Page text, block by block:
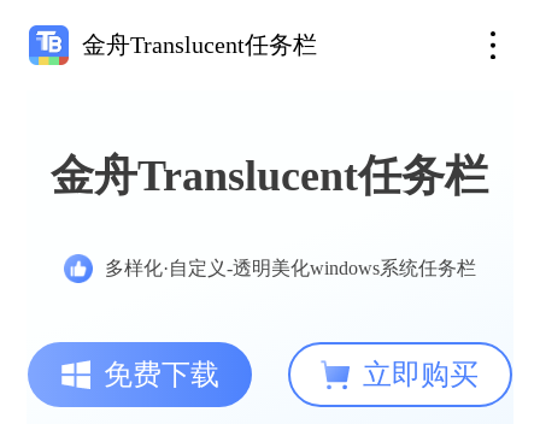
金舟Translucent任务栏
金舟Translucent任务栏
多样化·自定义-透明美化windows系统任务栏
免费下载 立即购买